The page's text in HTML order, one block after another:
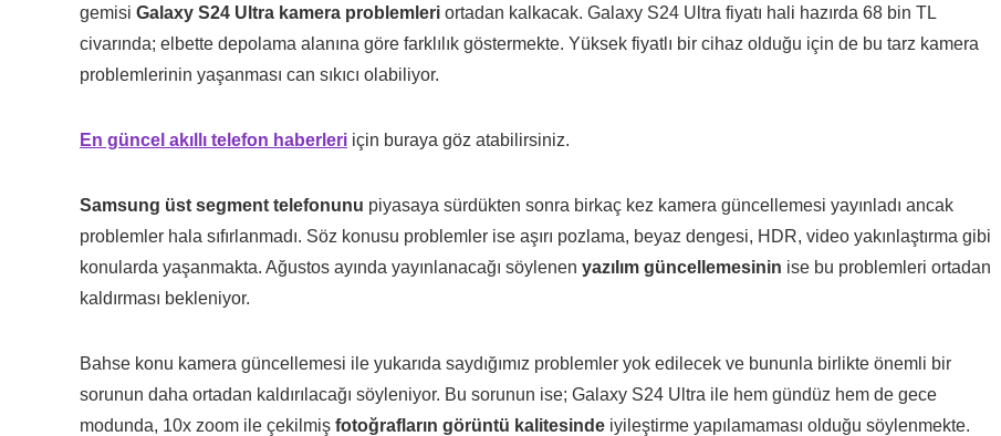
gemisi Galaxy S24 Ultra kamera problemleri ortadan kalkacak. Galaxy S24 Ultra fiyatı hali hazırda 68 bin TL
civarında; elbette depolama alanına göre farklılık göstermekte. Yüksek fiyatlı bir cihaz olduğu için de bu tarz kamera
problemlerinin yaşanması can sıkıcı olabiliyor.
En güncel akıllı telefon haberleri için buraya göz atabilirsiniz.
Samsung üst segment telefonunu piyasaya sürdükten sonra birkaç kez kamera güncellemesi yayınladı ancak
problemler hala sıfırlanmadı. Söz konusu problemler ise aşırı pozlama, beyaz dengesi, HDR, video yakınlaştırma gibi
konularda yaşanmakta. Ağustos ayında yayınlanacağı söylenen yazılım güncellemesinin ise bu problemleri ortadan
kaldırması bekleniyor.
Bahse konu kamera güncellemesi ile yukarıda saydığımız problemler yok edilecek ve bununla birlikte önemli bir
sorunun daha ortadan kaldırılacağı söyleniyor. Bu sorunun ise; Galaxy S24 Ultra ile hem gündüz hem de gece
modunda, 10x zoom ile çekilmiş fotoğrafların görüntü kalitesinde iyileştirme yapılamaması olduğu söylenmekte.